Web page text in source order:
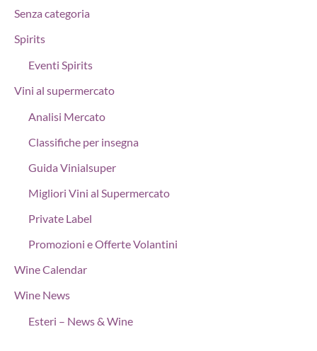
Senza categoria
Spirits
Eventi Spirits
Vini al supermercato
Analisi Mercato
Classifiche per insegna
Guida Vinialsuper
Migliori Vini al Supermercato
Private Label
Promozioni e Offerte Volantini
Wine Calendar
Wine News
Esteri – News & Wine